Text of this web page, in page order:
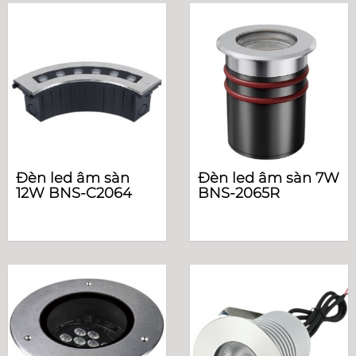
Đèn led âm sàn
12W BNS-C2064
Đèn led âm sàn 7W
BNS-2065R